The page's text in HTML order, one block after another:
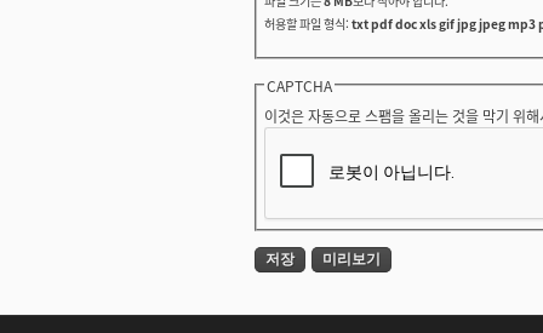
허용할 파일 형식: txt pdf doc xls gif jpg jpeg mp3
CAPTCHA
이것은 자동으로 스팸을 올리는 것을 막기 위